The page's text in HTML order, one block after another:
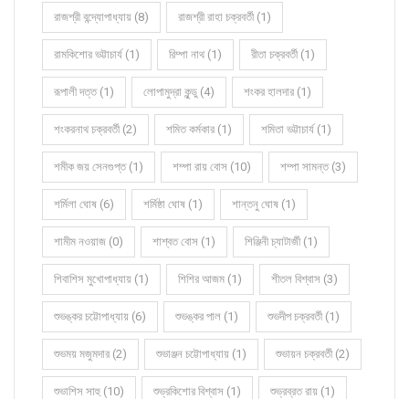
রাজশ্রী বন্দ্যোপাধ্যায় (8) রাজশ্রী রাহা চক্রবর্তী (1)
রামকিশোর ভট্টাচার্য (1) রিম্পা নাথ (1) রীতা চক্রবর্তী (1)
রূপালী দত্ত (1) লোপামুদ্রা কুন্ডু (4) শংকর হালদার (1)
শংকরনাথ চক্রবর্তী (2) শমিত কর্মকার (1) শমিতা ভট্টাচার্য (1)
শমীক জয় সেনগুপ্ত (1) শম্পা রায় বোস (10) শম্পা সামন্ত (3)
শর্মিলা ঘোষ (6) শর্মিষ্ঠা ঘোষ (1) শান্তনু ঘোষ (1)
শামীম নওয়াজ (0) শাশ্বত বোস (1) শিঞ্জিনী চ্যাটার্জী (1)
শিবাশিস মুখোপাধ্যায় (1) শিশির আজম (1) শীতল বিশ্বাস (3)
শুভঙ্কর চট্টোপাধ্যায় (6) শুভঙ্কর পাল (1) শুভদীপ চক্রবর্তী (1)
শুভময় মজুমদার (2) শুভাঞ্জন চট্টোপাধ্যায় (1) শুভায়ন চক্রবর্তী (2)
শুভাশিস সাহু (10) শুভ্রকিশোর বিশ্বাস (1) শুভ্রব্রত রায় (1)